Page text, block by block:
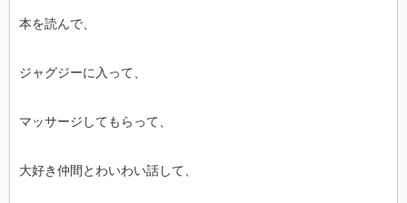
本を読んで、
ジャグジーに入って、
マッサージしてもらって、
大好き仲間とわいわい話して、